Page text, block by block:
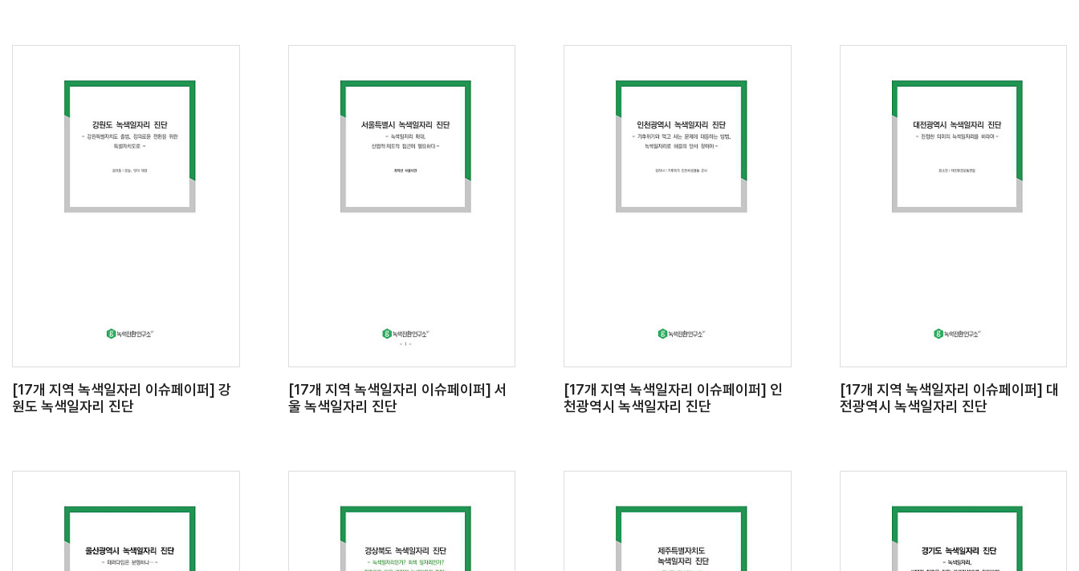
[17개 지역 녹색일자리 이슈페이퍼] 강
원도 녹색일자리 진단
[17개 지역 녹색일자리 이슈페이퍼] 서
울 녹색일자리 진단
[17개 지역 녹색일자리 이슈페이퍼] 인
천광역시 녹색일자리 진단
[17개 지역 녹색일자리 이슈페이퍼] 대
전광역시 녹색일자리 진단